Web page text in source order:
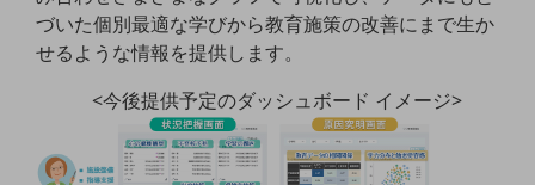
5G対応ホームルーター
IOT完了済みメーカーブランド製品
づいた個別最適な学びから教育施策の改善にまで生か
せるような情報を提供します。
<今後提供予定のダッシュボード イメージ>